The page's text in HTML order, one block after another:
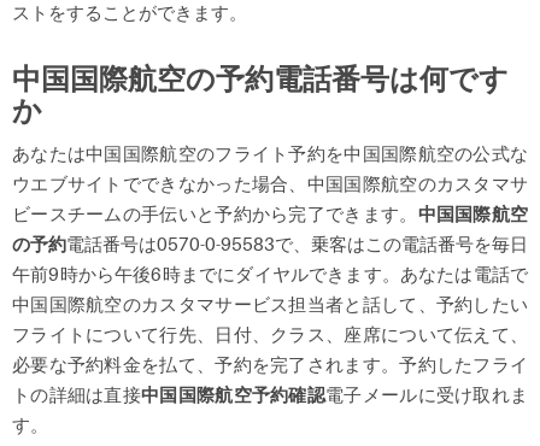
ストをすることができます。
中国国際航空の予約電話番号は何です
か
あなたは中国国際航空のフライト予約を中国国際航空の公式な
ウエブサイトでできなかった場合、中国国際航空のカスタマサ
ビースチームの手伝いと予約から完了できます。 中国国際航空
の予約電話番号は0570-0-95583で、乗客はこの電話番号を毎日
午前9時から午後6時までにダイヤルできます。あなたは電話で
中国国際航空のカスタマサービス担当者と話して、予約したい
フライトについて行先、日付、クラス、座席について伝えて、
必要な予約料金を払て、予約を完了されます。予約したフライ
トの詳細は直接中国国際航空予約確認電子メールに受け取れま
す。